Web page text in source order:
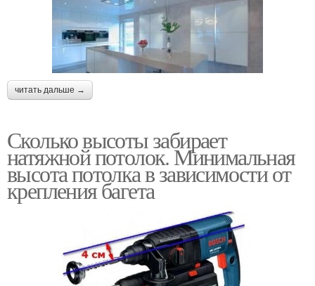
читать дальше →
Сколько высоты забирает
натяжной потолок. Минимальная
высота потолка в зависимости от
крепления багета